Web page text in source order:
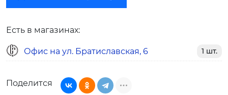
Есть в магазинах:
Офис на ул. Братиславская, 6 1 шт.
Поделится